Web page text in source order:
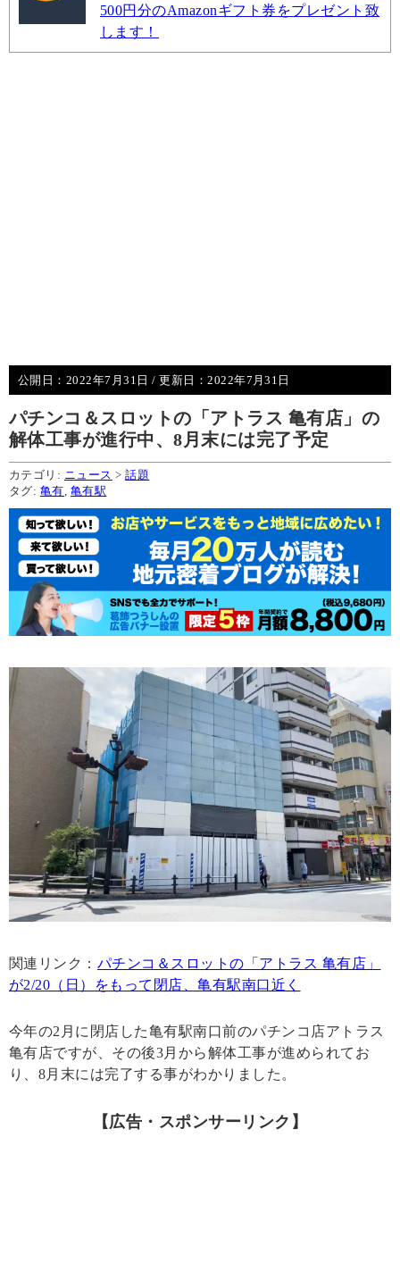
500円分のAmazonギフト券をプレゼント致
します！
公開日： 2022年7月31日 / 更新日：2022年7月31日
パチンコ＆スロットの「アトラス 亀有店」の
解体工事が進行中、8月末には完了予定
カテゴリ: ニュース >話題
タグ: 亀有 亀有駅
関連リンク： パチンコ＆スロットの「アトラス 亀有店」
が2/20（日）をもって閉店、亀有駅南口近く
今年の2月に閉店した亀有駅南口前のパチンコ店アトラス
亀有店ですが、その後3月から解体工事が進められてお
り、8月末には完了する事がわかりました。
【広告・スポンサーリンク】